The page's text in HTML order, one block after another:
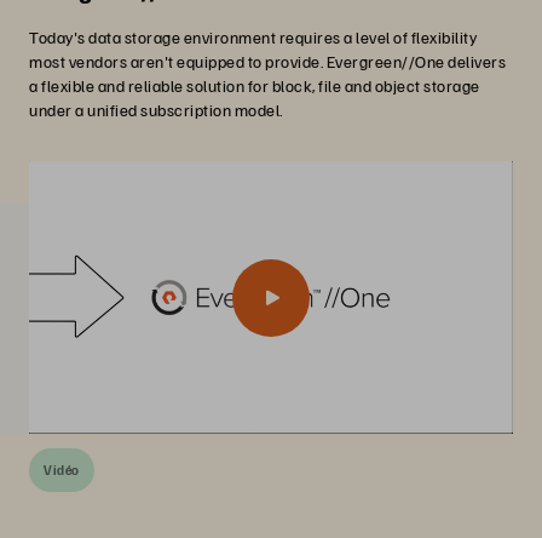
Today's data storage environment requires a level of flexibility
most vendors aren't equipped to provide. Evergreen//One delivers
a flexible and reliable solution for block, file and object storage
under a unified subscription model.
Vidéo